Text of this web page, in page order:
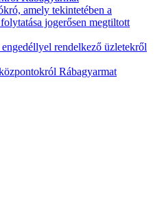
amely tekintetében a
jogerősen megtiltott
rendelkező üzletekről
Rábagyarmat